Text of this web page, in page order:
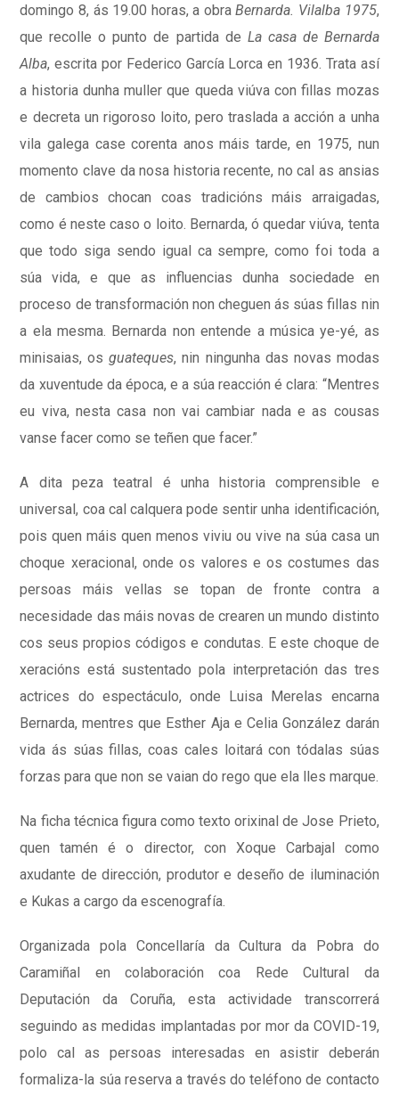
domingo 8, ás 19.00 horas, a obraBernarda. Vilalba 1975,
que recolle o punto de partida de La casa de Bernarda
Alba, escrita por Federico García Lorca en 1936. Trata así
a historia dunha muller que queda viúva con fillas mozas
e decreta un rigoroso loito, pero traslada a acción a unha
vila galega case corenta anos máis tarde, en 1975, nun
momento clave da nosa historia recente, no cal as ansias
de cambios chocan coas tradicións máis arraigadas,
como é neste caso o loito. Bernarda, ó quedar viúva, tenta
que todo siga sendo igual ca sempre, como foi toda a
súa vida, e que as influencias dunha sociedade en
proceso de transformación non cheguen ás súas fillas nin
a ela mesma. Bernarda non entende a música ye-yé, as
minisaias, osguateques, nin ningunha das novas modas
da xuventude da época, e a súa reacción é clara: “Mentres
eu viva, nesta casa non vai cambiar nada e as cousas
vanse facer como se teñen que facer.”
A dita peza teatral é unha historia comprensible e
universal, coa cal calquera pode sentir unha identificación,
pois quen máis quen menos viviu ou vive na súa casa un
choque xeracional, onde os valores e os costumes das
persoas máis vellas se topan de fronte contra a
necesidade das máis novas de crearen un mundo distinto
cos seus propios códigos e condutas. E este choque de
xeracións está sustentado pola interpretación das tres
actrices do espectáculo, onde Luisa Merelas encarna
Bernarda, mentres que Esther Aja e Celia González darán
vida ás súas fillas, coas cales loitará con tódalas súas
forzas para que non se vaian do rego que ela lles marque.
Na ficha técnica figura como texto orixinal de Jose Prieto,
quen tamén é o director, con Xoque Carbajal como
axudante de dirección, produtor e deseño de iluminación
e Kukas a cargo da escenografía.
Organizada pola Concellaría da Cultura da Pobra do
Caramiñal en colaboración coa Rede Cultural da
Deputación da Coruña, esta actividade transcorrerá
seguindo as medidas implantadas por mor da COVID-19,
polo cal as persoas interesadas en asistir deberán
formaliza-la súa reserva a través do teléfono de contacto